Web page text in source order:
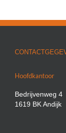
Hoofdkantoor
Bedrijvenweg 4
1619 BK Andijk